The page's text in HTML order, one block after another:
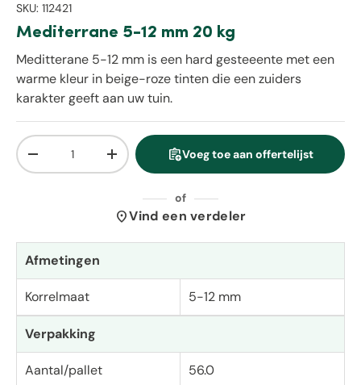
SKU: 112421
Mediterrane 5-12 mm 20 kg
Meditterane 5-12 mm is een hard gesteeente met een
warme kleur in beige-roze tinten die een zuiders
karakter geeft aan uw tuin.
Aantal
Verlaag de hoeveelheidVerhoog de hoeveelheid
assignment_add Voeg toe aan offertelijst
of
location_onVind een verdeler
Afmetingen
Korrelmaat 5-12 mm
Verpakking
Aantal/pallet 56.0